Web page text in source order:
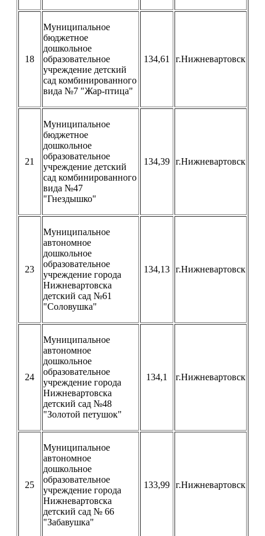
18
Муниципальное
бюджетное
дошкольное
образовательное
учреждение детский
сад комбинированного
вида №7 "Жар-птица"
134,61 г.Нижневартовск
21
Муниципальное
бюджетное
дошкольное
образовательное
учреждение детский
сад комбинированного
вида №47
"Гнездышко"
134,39 г.Нижневартовск
23
Муниципальное
автономное
дошкольное
образовательное
учреждение города
Нижневартовска
детский сад №61
"Соловушка"
134,13 г.Нижневартовск
24
Муниципальное
автономное
дошкольное
образовательное
учреждение города
Нижневартовска
детский сад №48
"Золотой петушок"
134,1 г.Нижневартовск
25
Муниципальное
автономное
дошкольное
образовательное
учреждение города
Нижневартовска
детский сад № 66
"Забавушка"
133,99 г.Нижневартовск